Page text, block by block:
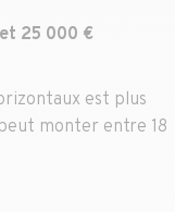
25 000 €
est plus
monter entre 18